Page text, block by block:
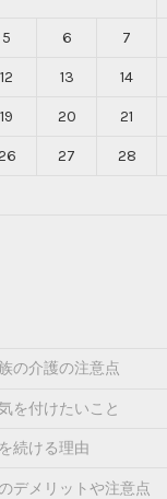
5 6 7
12 13 14
19 20 21
27 28
の介護の注意点
を付けたいこと
続ける理由
デメリットや注意点